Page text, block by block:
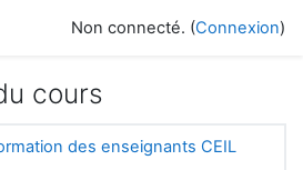
Non connecté. (Connexion)
cours
des enseignants CEIL